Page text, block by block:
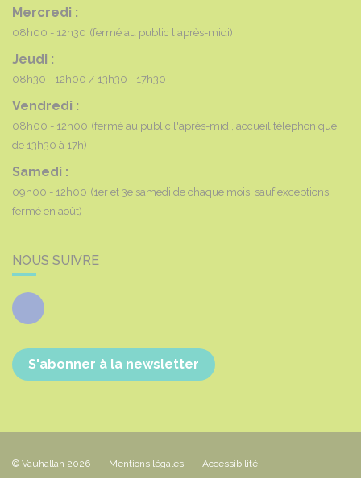
Mercredi :
08h00 - 12h30 (fermé au public l'après-midi)
Jeudi :
08h30 - 12h00 13h30 - 17h30
Vendredi :
08h00 - 12h00 (fermé au public l'après-midi, accueil téléphonique
de 13h30 à 17h)
Samedi :
09h00 - 12h00 (1er et 3e samedi de chaque mois, sauf exceptions,
fermé en août)
NOUS SUIVRE
Facebook
S'abonner à la newsletter
© Vauhallan 2026 Mentions légales
Accessibilité